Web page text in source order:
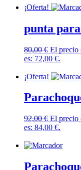
¡Oferta!
punta
80,00€ El precio
es: 72,00 €.
¡Oferta!
92,00€ El precio
es: 84,00 €.